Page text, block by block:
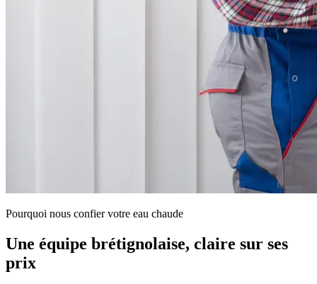
Pourquoi nous confier votre eau chaude
Une équipe brétignolaise, claire sur ses
prix